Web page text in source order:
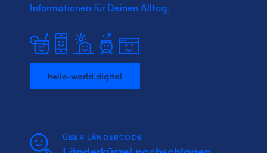
Informationen für Deinen Alltag.
hello-world.digital
ÜBER LÄNDERCODE